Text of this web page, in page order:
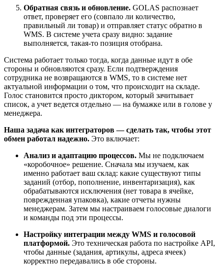
Обратная связь и обновление. GOLAS распознает
ответ, проверяет его (совпало ли количество,
правильный ли товар) и отправляет статус обратно в
WMS. В системе учета сразу видно: задание
выполняется, такая-то позиция отобрана.
Система работает только тогда, когда данные идут в обе
стороны и обновляются сразу. Если подтверждения
сотрудника не возвращаются в WMS, то в системе нет
актуальной информации о том, что происходит на складе.
Голос становится просто диктором, который зачитывает
список, а учет ведется отдельно — на бумажке или в голове у
менеджера.
Наша задача как интеграторов — сделать так, чтобы этот
обмен работал надежно. Это включает:
Анализ и адаптацию процессов. Мы не подключаем
«коробочное» решение. Сначала мы изучаем, как
именно работает ваш склад: какие существуют типы
заданий (отбор, пополнение, инвентаризация), как
обрабатываются исключения (нет товара в ячейке,
поврежденная упаковка), какие отчеты нужны
менеджерам. Затем мы настраиваем голосовые диалоги
и команды под эти процессы.
Настройку интеграции между WMS и голосовой
платформой. Это техническая работа по настройке API,
чтобы данные (задания, артикулы, адреса ячеек)
корректно передавались в обе стороны.